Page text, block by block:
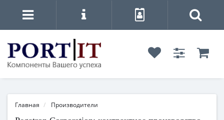
Главная Производители